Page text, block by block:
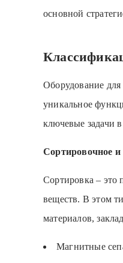
основной
Оборудование
уникальное
ключевые задачи
Сортировочное и
Сортировка – это
веществ. В этом
материалов,
Магнитные